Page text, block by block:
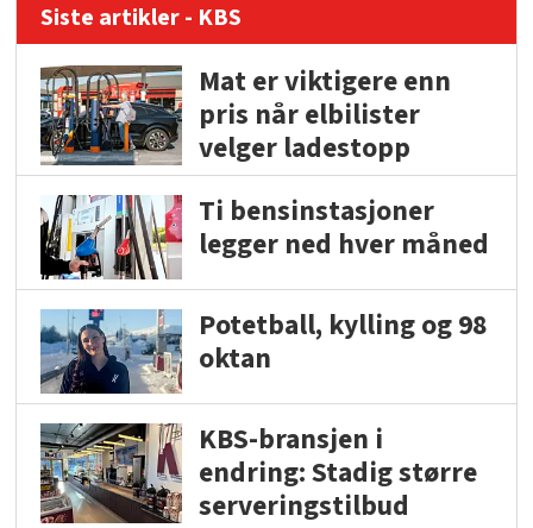
Siste artikler - KBS
Mat er viktigere enn
pris når elbilister
velger ladestopp
Ti bensinstasjoner
legger ned hver måned
Potetball, kylling og 98
oktan
KBS-bransjen i
endring: Stadig større
serveringstilbud